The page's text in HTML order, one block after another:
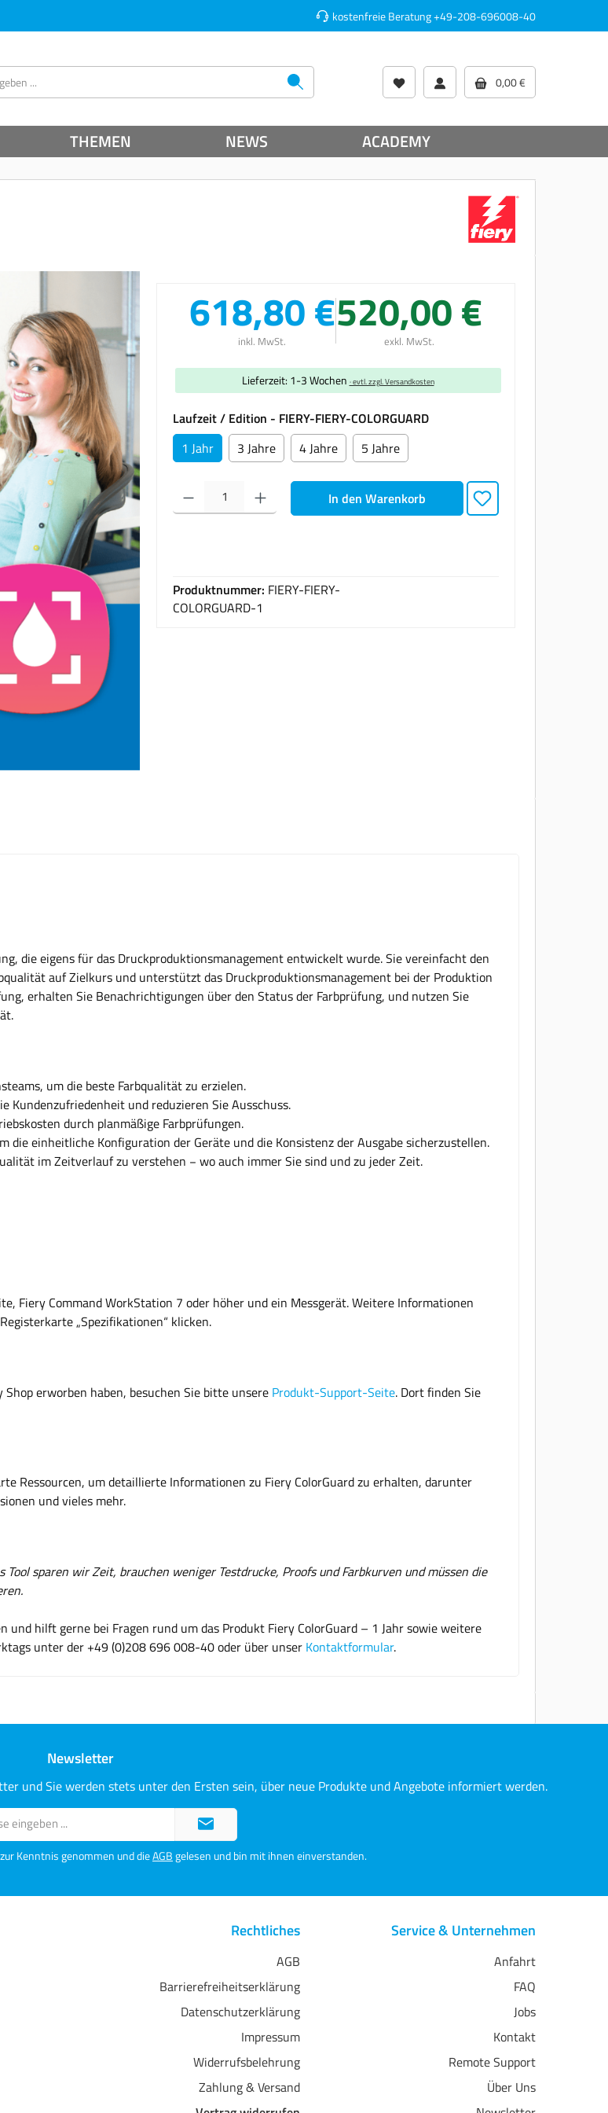
kostenfreie Beratung+49-208-696008-40
0,00 €
THEMEN NEWS ACADEMY
618,80 €
inkl. MwSt.
520,00 €
exkl. MwSt.
Lieferzeit: 1-3 Wochen · evtl. zzgl. Versandkosten
Laufzeit / Edition - FIERY-FIERY-COLORGUARDauswählen
1 Jahr
3 Jahre 4 Jahre 5 Jahre
Produkt Anzahl: Gib den gewünschten Wert ein oder benutze die Schaltflächen um die Anzahl zu erhöhen oder
In den Warenkorb
Produktnummer: FIERY-FIERY-
COLORGUARD-1
die eigens für das Druckproduktionsmanagement entwickelt wurde. Sie vereinfacht den
auf Zielkurs und unterstützt das Druckproduktionsmanagement bei der Produktion
erhalten Sie Benachrichtigungen über den Status der Farbprüfung, und nutzen Sie
um die beste Farbqualität zu erzielen.
Kundenzufriedenheit und reduzieren Sie Ausschuss.
durch planmäßige Farbprüfungen.
die einheitliche Konfiguration der Geräte und die Konsistenz der Ausgabe sicherzustellen.
im Zeitverlauf zu verstehen − wo auch immer Sie sind und zu jeder Zeit.
Fiery Command WorkStation 7 oder höher und ein Messgerät. Weitere Informationen
„Spezifikationen“ klicken.
erworben haben, besuchen Sie bitte unsere Produkt-Support-Seite. Dort finden Sie
Ressourcen, um detaillierte Informationen zu Fiery ColorGuard zu erhalten, darunter
und vieles mehr.
sparen wir Zeit, brauchen weniger Testdrucke, Proofs und Farbkurven und müssen die
hilft gerne bei Fragen rund um das Produkt Fiery ColorGuard – 1 Jahr sowie weitere
unter der +49 (0)208 696 008-40 oder über unser Kontaktformular.
Newsletter
und Sie werden stets unter den Ersten sein, über neue Produkte und Angebote informiert werden.
Mail-
Adresse*
zur Kenntnis genommen und dieAGBgelesen und bin mit ihnen einverstanden.
Rechtliches
AGB
Barrierefreiheitserklärung
Datenschutzerklärung
Impressum
Widerrufsbelehrung
Zahlung & Versand
Service & Unternehmen
Anfahrt
FAQ
Jobs
Kontakt
Remote Support
Über Uns